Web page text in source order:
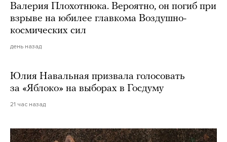
Валерия Плохотнюка. Вероятно, он погиб при
взрыве на юбилее главкома Воздушно-
космических сил
день назад
Юлия Навальная призвала голосовать
за «Яблоко» на выборах в Госдуму
21 час назад